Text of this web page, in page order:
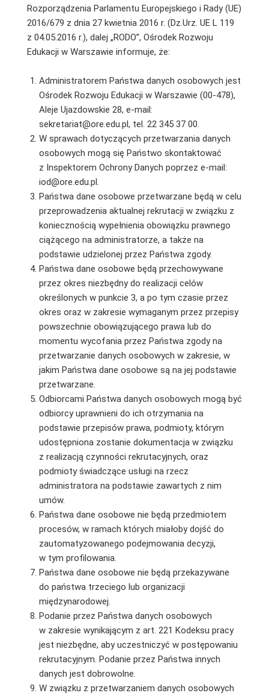
Rozporządzenia Parlamentu Europejskiego i Rady (UE)
2016/679 z dnia 27 kwietnia 2016 r. (Dz.Urz. UE L 119
z 04.05.2016 r.), dalej „RODO”, Ośrodek Rozwoju
Edukacji w Warszawie informuje, że:
Administratorem Państwa danych osobowych jest
Ośrodek Rozwoju Edukacji w Warszawie (00-478),
Aleje Ujazdowskie 28, e-mail:
sekretariat@ore.edu.pl, tel. 22 345 37 00.
W sprawach dotyczących przetwarzania danych
osobowych mogą się Państwo skontaktować
z Inspektorem Ochrony Danych poprzez e-mail:
iod@ore.edu.pl.
Państwa dane osobowe przetwarzane będą w celu
przeprowadzenia aktualnej rekrutacji w związku z
koniecznością wypełnienia obowiązku prawnego
ciążącego na administratorze, a także na
podstawie udzielonej przez Państwa zgody.
Państwa dane osobowe będą przechowywane
przez okres niezbędny do realizacji celów
określonych w punkcie 3, a po tym czasie przez
okres oraz w zakresie wymaganym przez przepisy
powszechnie obowiązującego prawa lub do
momentu wycofania przez Państwa zgody na
przetwarzanie danych osobowych w zakresie, w
jakim Państwa dane osobowe są na jej podstawie
przetwarzane.
Odbiorcami Państwa danych osobowych mogą być
odbiorcy uprawnieni do ich otrzymania na
podstawie przepisów prawa, podmioty, którym
udostępniona zostanie dokumentacja w związku
z realizacją czynności rekrutacyjnych, oraz
podmioty świadczące usługi na rzecz
administratora na podstawie zawartych z nim
umów.
Państwa dane osobowe nie będą przedmiotem
procesów, w ramach których miałoby dojść do
zautomatyzowanego podejmowania decyzji,
w tym profilowania.
Państwa dane osobowe nie będą przekazywane
do państwa trzeciego lub organizacji
międzynarodowej.
Podanie przez Państwa danych osobowych
w zakresie wynikającym z art. 221 Kodeksu pracy
jest niezbędne, aby uczestniczyć w postępowaniu
rekrutacyjnym. Podanie przez Państwa innych
danych jest dobrowolne.
W związku z przetwarzaniem danych osobowych